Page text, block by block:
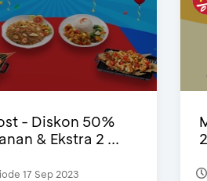
- Diskon 50%
& Ekstra 2 ...
17 Sep 2023
2